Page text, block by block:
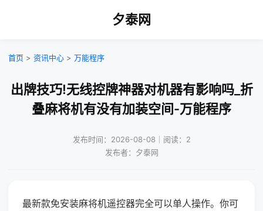
夕泰网
首页 > 资讯中心 > 万能程序
出牌技巧!无线控牌神器对机器有影响吗_折
叠麻将机有没有加装空间-万能程序
发布时间：2026-08-08｜阅读：2
发布者：夕泰网
最新款免安装麻将机遥控器完全可以单人操作。你可